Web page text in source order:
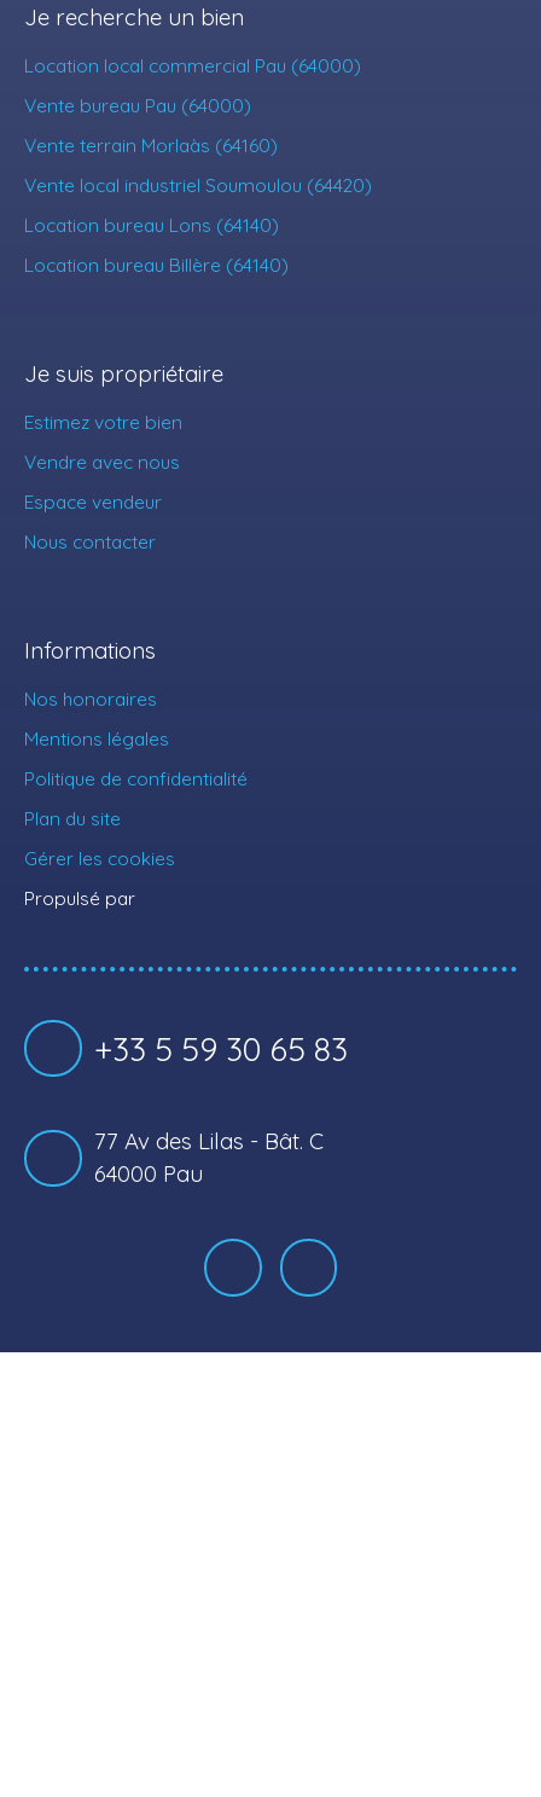
Je recherche un bien
Location local commercial Pau (64000)
Vente bureau Pau (64000)
Vente terrain Morlaàs (64160)
Vente local industriel Soumoulou (64420)
Location bureau Lons (64140)
Location bureau Billère (64140)
Je suis propriétaire
Estimez votre bien
Vendre avec nous
Espace vendeur
Nous contacter
Informations
Nos honoraires
Mentions légales
Politique de confidentialité
Plan du site
Gérer les cookies
Propulsé par
+33 5 59 30 65 83
77 Av des Lilas - Bât. C
64000 Pau